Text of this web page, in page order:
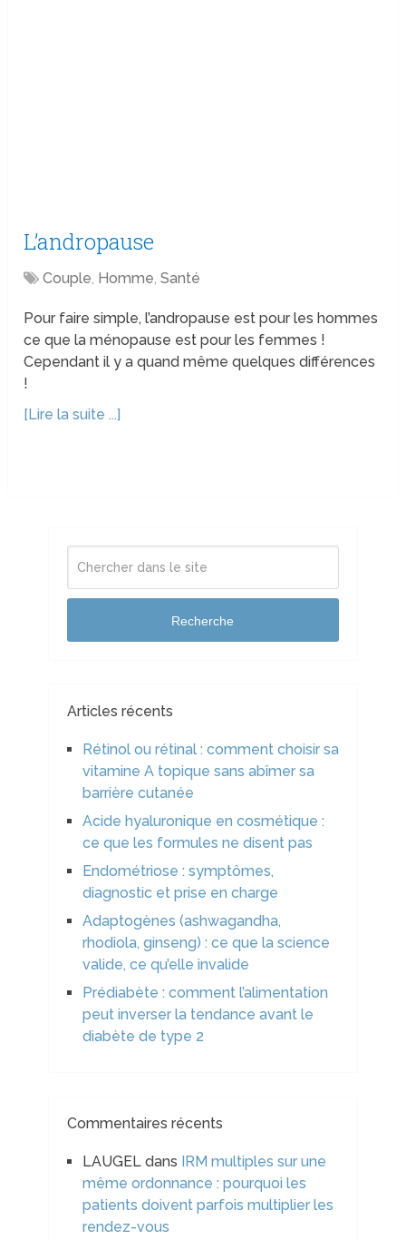
L’andropause
Couple, Homme,Santé
Pour faire simple, l’andropause est pour les hommes
ce que la ménopause est pour les femmes !
Cependant il y a quand même quelques différences
!
[Lire la suite ...]
Recherche
Articles récents
Rétinol ou rétinal : comment choisir sa
vitamine A topique sans abîmer sa
barrière cutanée
Acide hyaluronique en cosmétique :
ce que les formules ne disent pas
Endométriose : symptômes,
diagnostic et prise en charge
Adaptogènes (ashwagandha,
rhodiola, ginseng) : ce que la science
valide, ce qu’elle invalide
Prédiabète : comment l’alimentation
peut inverser la tendance avant le
diabète de type 2
Commentaires récents
LAUGELdans
IRM multiples sur une
même ordonnance : pourquoi les
patients doivent parfois multiplier les
rendez-vous